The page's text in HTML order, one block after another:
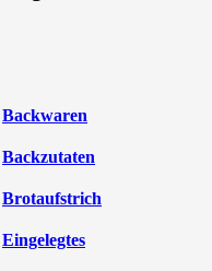
Backwaren
Backzutaten
Brotaufstrich
Eingelegtes